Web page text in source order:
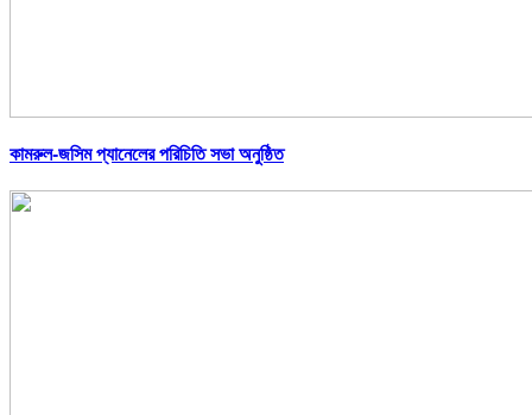
কামরুল-জসিম প্যানেলের পরিচিতি সভা অনুষ্ঠিত